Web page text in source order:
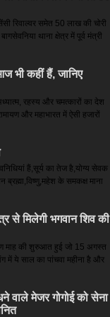
रिवाल्वर समेत 50 लाख की चोरी
थाना क्षेत्र में पूर्व मंत्री
भी कहीं हैं, जानिए
रहस्य और चमत्कारों का देश
और महाभारत में ऐसी हजारों
हैं,सूर्य का तेज है,योग्य सेवक
ब्रह्मा,विष्णु,महेश के समकक्ष माना
से मिलेगी भगवान शिव की
माह की शुरुआत हुई जो 15 अगस्त
में ये साल का पांचवा महीना है और
वाले मेजर गोगोई को सेना